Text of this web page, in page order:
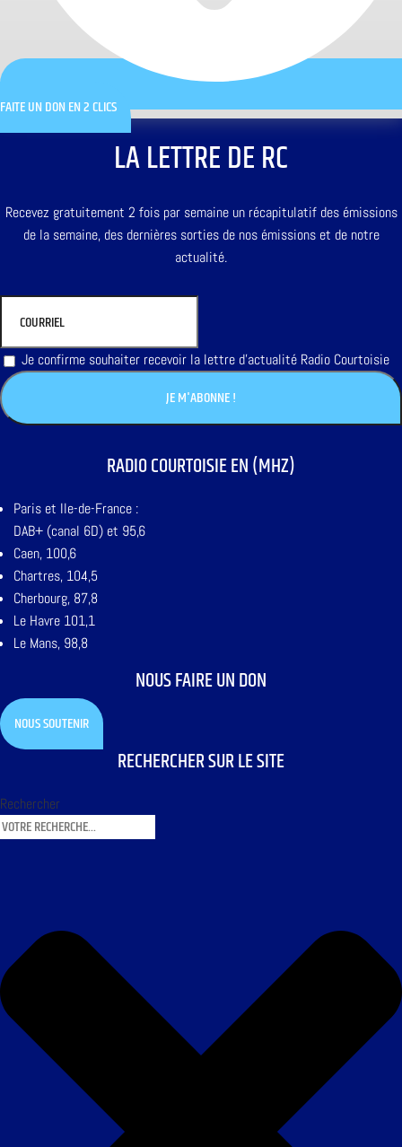
FAITE UN DON EN 2 CLICS
LA LETTRE DE RC
Recevez gratuitement 2 fois par semaine un récapitulatif des émissions
de la semaine, des dernières sorties de nos émissions et de notre
actualité.
Je confirme souhaiter recevoir la lettre d'actualité Radio Courtoisie
RADIO COURTOISIE EN (MHZ)
Paris et Ile-de-France :
DAB+ (canal 6D) et 95,6
Caen, 100,6
Chartres, 104,5
Cherbourg, 87,8
Le Havre 101,1
Le Mans, 98,8
NOUS FAIRE UN DON
NOUS SOUTENIR
RECHERCHER SUR LE SITE
Rechercher